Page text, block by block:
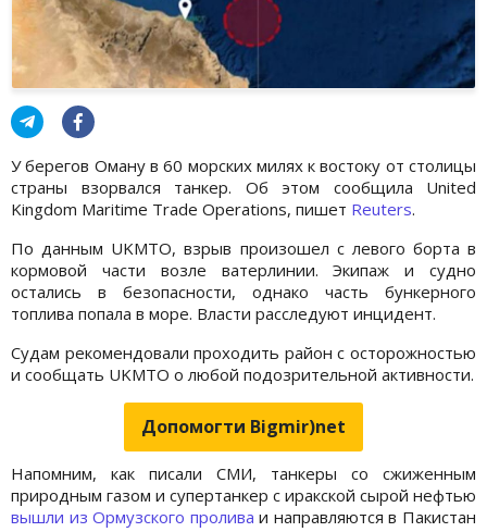
У берегов Оману в 60 морских милях к востоку от столицы
страны взорвался танкер. Об этом сообщила United
Kingdom Maritime Trade Operations, пишет Reuters.
По данным UKMTO, взрыв произошел с левого борта в
кормовой части возле ватерлинии. Экипаж и судно
остались в безопасности, однако часть бункерного
топлива попала в море. Власти расследуют инцидент.
Судам рекомендовали проходить район с осторожностью
и сообщать UKMTO о любой подозрительной активности.
Допомогти Bigmir)net
Напомним, как писали СМИ, танкеры со сжиженным
природным газом и супертанкер с иракской сырой нефтью
вышли из Ормузского пролива и направляются в Пакистан